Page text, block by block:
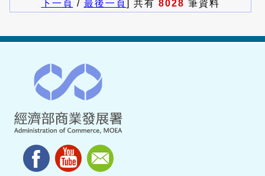
下一頁 / 最後一頁] 共有 8028 筆資料